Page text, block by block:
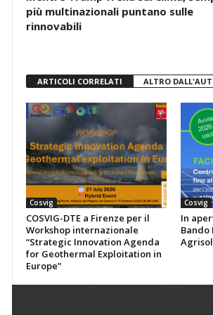
o
p
più multinazionali puntano sulle
rinnovabili
ARTICOLI CORRELATI ALTRO
Cosvig
COSVIG-DTE a Firenze per il
Workshop internazionale
“Strategic Innovation Agenda
for Geothermal Exploitation in
Europe”
Cosvig
In
Bando